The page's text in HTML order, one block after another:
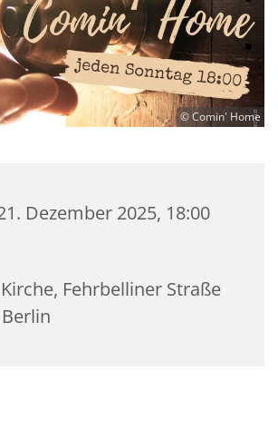
© Comin' Home
Dezember 2025, 18:00
Kirche, Fehrbelliner Straße